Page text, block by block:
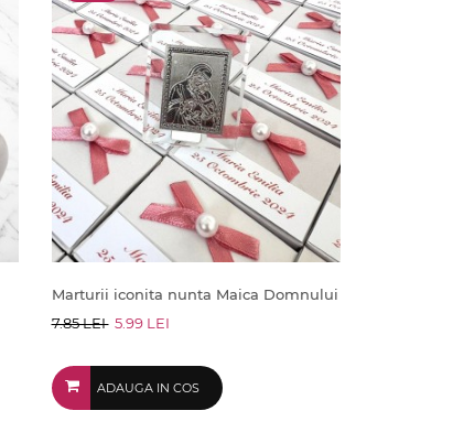
Marturii iconita nunta Maica Domnului
7.85 LEI 5.99 LEI
ADAUGA IN COS